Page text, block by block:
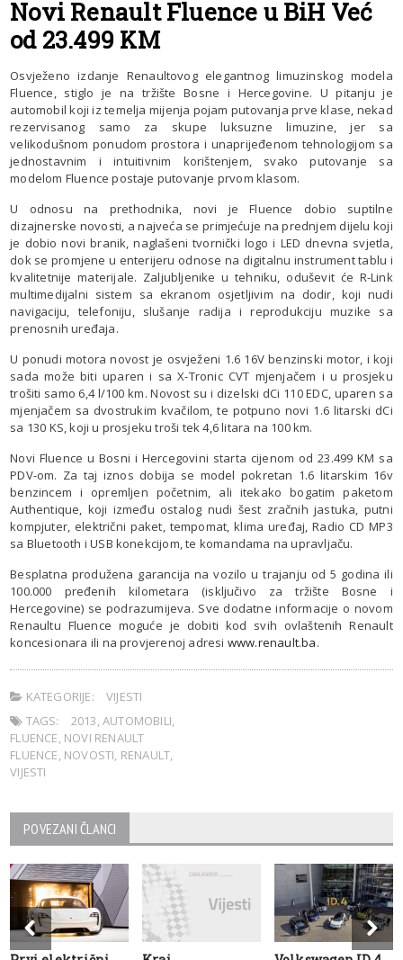
Novi Renault Fluence u BiH Već
od 23.499 KM
Osvježeno izdanje Renaultovog elegantnog limuzinskog modela
Fluence, stiglo je na tržište Bosne i Hercegovine. U pitanju je
automobil koji iz temelja mijenja pojam putovanja prve klase, nekad
rezervisanog samo za skupe luksuzne limuzine, jer sa
velikodušnom ponudom prostora i unaprijeđenom tehnologijom sa
jednostavnim i intuitivnim korištenjem, svako putovanje sa
modelom Fluence postaje putovanje prvom klasom.
U odnosu na prethodnika, novi je Fluence dobio suptilne
dizajnerske novosti, a najveća se primjećuje na prednjem dijelu koji
je dobio novi branik, naglašeni tvornički logo i LED dnevna svjetla,
dok se promjene u enterijeru odnose na digitalnu instrument tablu i
kvalitetnije materijale. Zaljubljenike u tehniku, oduševit će R-Link
multimedijalni sistem sa ekranom osjetljivim na dodir, koji nudi
navigaciju, telefoniju, slušanje radija i reprodukciju muzike sa
prenosnih uređaja.
U ponudi motora novost je osvježeni 1.6 16V benzinski motor, i koji
sada može biti uparen i sa X-Tronic CVT mjenjačem i u prosjeku
trošiti samo 6,4 l/100 km. Novost su i dizelski dCi 110 EDC, uparen sa
mjenjačem sa dvostrukim kvačilom, te potpuno novi 1.6 litarski dCi
sa 130 KS, koji u prosjeku troši tek 4,6 litara na 100 km.
Novi Fluence u Bosni i Hercegovini starta cijenom od 23.499 KM sa
PDV-om. Za taj iznos dobija se model pokretan 1.6 litarskim 16v
benzincem i opremljen početnim, ali itekako bogatim paketom
Authentique, koji između ostalog nudi šest zračnih jastuka, putni
kompjuter, električni paket, tempomat, klima uređaj, Radio CD MP3
sa Bluetooth i USB konekcijom, te komandama na upravljaču.
Besplatna produžena garancija na vozilo u trajanju od 5 godina ili
100.000 pređenih kilometara (isključivo za tržište Bosne i
Hercegovine) se podrazumijeva. Sve dodatne informacije o novom
Renaultu Fluence moguće je dobiti kod svih ovlaštenih Renault
koncesionara ili na provjerenoj adresi www.renault.ba.
KATEGORIJE:
VIJESTI
TAGS:
2013,AUTOMOBILI,
FLUENCE, NOVI RENAULT
FLUENCE, NOVOSTI, RENAULT,
VIJESTI
POVEZANI ČLANCI